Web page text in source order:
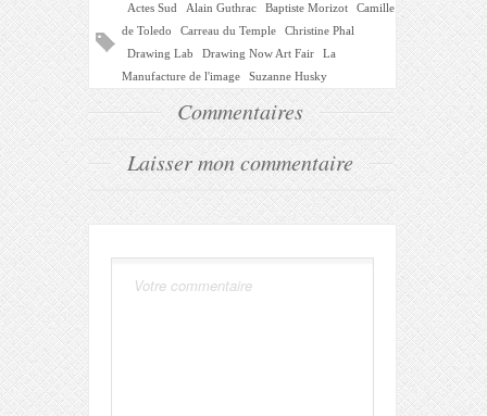
Actes Sud
Alain Guthrac Baptiste Morizot
Camille
de Toledo
Carreau du Temple
Christine Phal
Drawing Lab
Drawing Now Art Fair
La
Manufacture de l'image
Suzanne Husky
Commentaires
Laisser mon commentaire